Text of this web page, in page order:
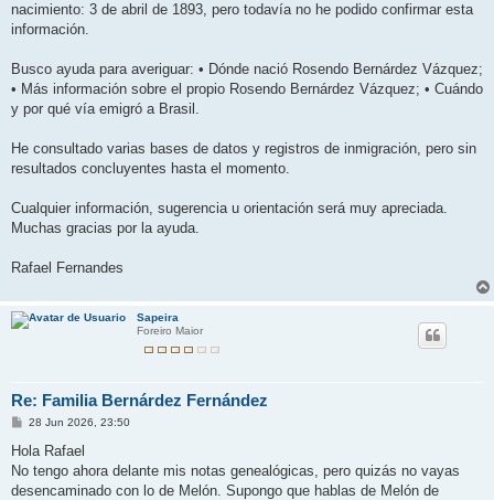
nacimiento: 3 de abril de 1893, pero todavía no he podido confirmar esta
información.
Busco ayuda para averiguar: • Dónde nació Rosendo Bernárdez Vázquez;
• Más información sobre el propio Rosendo Bernárdez Vázquez; • Cuándo
y por qué vía emigró a Brasil.
He consultado varias bases de datos y registros de inmigración, pero sin
resultados concluyentes hasta el momento.
Cualquier información, sugerencia u orientación será muy apreciada.
Muchas gracias por la ayuda.
Rafael Fernandes
Sapeira
Foreiro Maior
Re: Familia Bernárdez Fernández
M
n
a
j
28 Jun 2026, 23:50
Hola Rafael
No tengo ahora delante mis notas genealógicas, pero quizás no vayas
desencaminado con lo de Melón. Supongo que hablas de Melón de